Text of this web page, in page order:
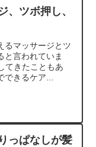
、ツボ押し、
るマッサージとツ
と言われていま
てきたこともあ
できるケア...
っぱなしが髪